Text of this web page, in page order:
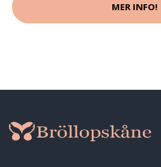
MER INFO!